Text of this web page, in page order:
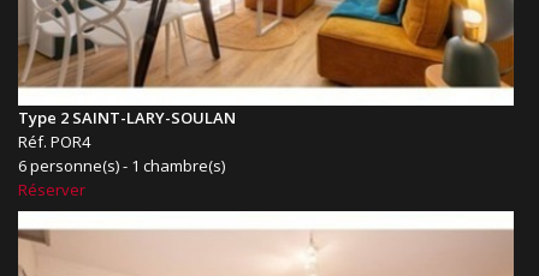
Type 2 SAINT-LARY-SOULAN
Réf. POR4
6 personne(s) - 1 chambre(s)
Réserver